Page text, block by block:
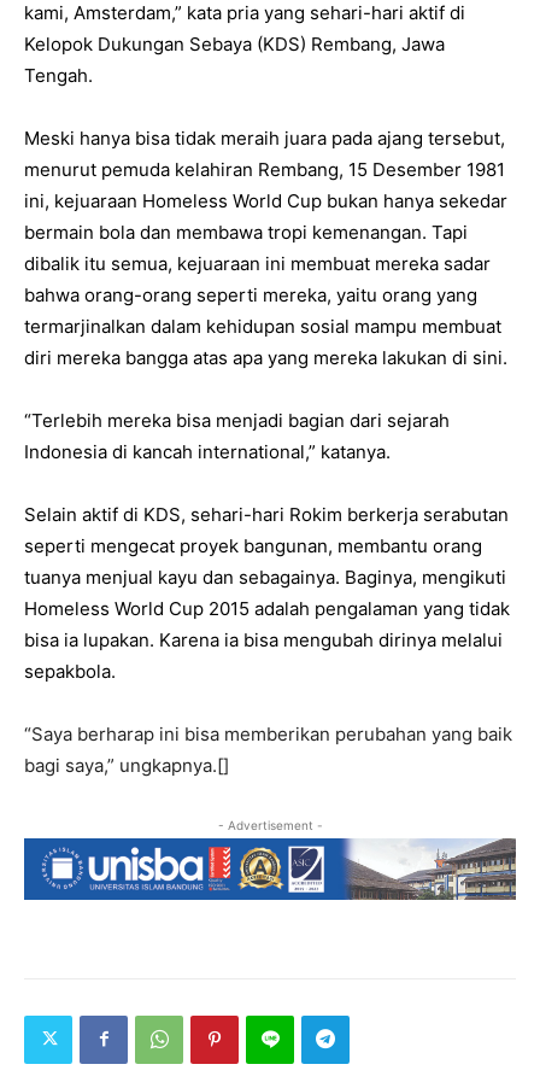
kami, Amsterdam,” kata pria yang sehari-hari aktif di
Kelopok Dukungan Sebaya (KDS) Rembang, Jawa
Tengah.
Meski hanya bisa tidak meraih juara pada ajang tersebut,
menurut pemuda kelahiran Rembang, 15 Desember 1981
ini, kejuaraan Homeless World Cup bukan hanya sekedar
bermain bola dan membawa tropi kemenangan. Tapi
dibalik itu semua, kejuaraan ini membuat mereka sadar
bahwa orang-orang seperti mereka, yaitu orang yang
termarjinalkan dalam kehidupan sosial mampu membuat
diri mereka bangga atas apa yang mereka lakukan di sini.
“Terlebih mereka bisa menjadi bagian dari sejarah
Indonesia di kancah international,” katanya.
Selain aktif di KDS, sehari-hari Rokim berkerja serabutan
seperti mengecat proyek bangunan, membantu orang
tuanya menjual kayu dan sebagainya. Baginya, mengikuti
Homeless World Cup 2015 adalah pengalaman yang tidak
bisa ia lupakan. Karena ia bisa mengubah dirinya melalui
sepakbola.
“Saya berharap ini bisa memberikan perubahan yang baik
bagi saya,” ungkapnya.[]
- Advertisement -